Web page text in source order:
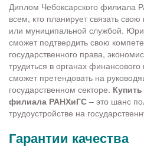
Диплом Чебоксарского филиала
всем, кто планирует связать свою
или муниципальной службой.
сможет подтвердить свою
государственного права,
трудиться в органах
сможет претендовать на
государственном секторе.
филиала РАНХиГС – это шанс
трудоустройстве на
Гарантии качества